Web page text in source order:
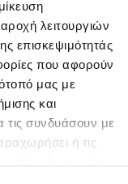
λειτουργιών
επισκεψιμότητάς
που αφορούν
μας με
και
τις συνδυάσουν με
ή τις